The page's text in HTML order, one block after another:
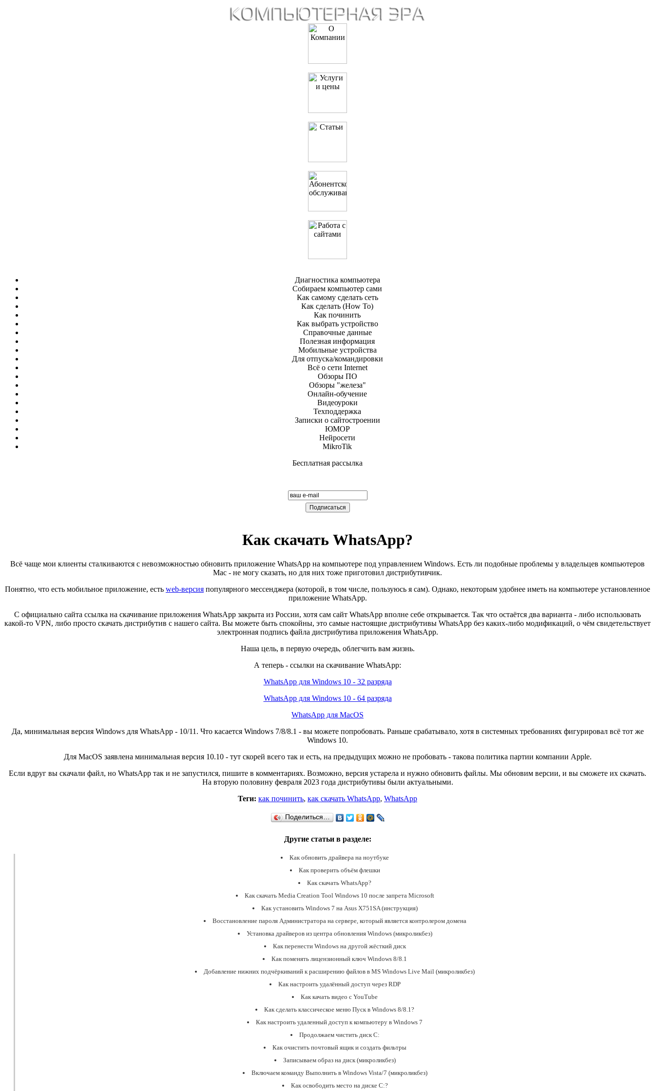
Диагностика компьютера
Собираем компьютер сами
Как самому сделать сеть
Как сделать (How To)
Как починить
Как выбрать устройство
Справочные данные
Полезная информация
Мобильные устройства
Для отпуска/командировки
Всё о сети Internet
Обзоры ПО
Обзоры "железа"
Онлайн-обучение
Видеоуроки
Техподдержка
Записки о сайтостроении
ЮМОР
Нейросети
MikroTik
Бесплатная рассылка
Как скачать WhatsApp?
Всё чаще мои клиенты сталкиваются с невозможностью обновить приложение WhatsApp на компьютере под управлением Windows. Есть ли подобные проблемы у владельцев компьютеров
Mac - не могу сказать, но для них тоже приготовил дистрибутивчик.
Понятно, что есть мобильное приложение, есть web-версия популярного мессенджера (которой, в том числе, пользуюсь я сам). Однако, некоторым удобнее иметь на компьютере установленное
приложение WhatsApp.
С официально сайта ссылка на скачивание приложения WhatsApp закрыта из России, хотя сам сайт WhatsApp вполне себе открывается. Так что остаётся два варианта - либо использовать
какой-то VPN, либо просто скачать дистрибутив с нашего сайта. Вы можете быть спокойны, это самые настоящие дистрибутивы WhatsApp без каких-либо модификаций, о чём свидетельствует
электронная подпись файла дистрибутива приложения WhatsApp.
Наша цель, в первую очередь, облегчить вам жизнь.
А теперь - ссылки на скачивание WhatsApp:
WhatsApp для Windows 10 - 32 разряда
WhatsApp для Windows 10 - 64 разряда
WhatsApp для MacOS
Да, минимальная версия Windows для WhatsApp - 10/11. Что касается Windows 7/8/8.1 - вы можете попробовать. Раньше срабатывало, хотя в системных требованиях фигурировал всё тот же
Windows 10.
Для MacOS заявлена минимальная версия 10.10 - тут скорей всего так и есть, на предыдущих можно не пробовать - такова политика партии компании Apple.
Если вдруг вы скачали файл, но WhatsApp так и не запустился, пишите в комментариях. Возможно, версия устарела и нужно обновить файлы. Мы обновим версии, и вы сможете их скачать.
На вторую половину февраля 2023 года дистрибутивы были актуальными.
Теги: как починить, как скачать WhatsApp, WhatsApp
Поделиться…
Другие статьи в разделе:
Как обновить драйвера на ноутбуке
Как проверить объём флешки
Как скачать WhatsApp?
Как скачать Media Creation Tool Windows 10 после запрета Microsoft
Как установить Windows 7 на Asus X751SA (инструкция)
Восстановление пароля Администратора на сервере, который является контролером домена
Установка драйверов из центра обновления Windows (микроликбез)
Как перенести Windows на другой жёсткий диск
Как поменять лицензионный ключ Windows 8/8.1
Добавление нижних подчёркиваний к расширению файлов в MS Windows Live Mail (микроликбез)
Как настроить удалённый доступ через RDP
Как качать видео с YouTube
Как сделать классическое меню Пуск в Windows 8/8.1?
Как настроить удаленный доступ к компьютеру в Windows 7
Продолжаем чистить диск С:
Как очистить почтовый ящик и создать фильтры
Записываем образ на диск (микроликбез)
Включаем команду Выполнить в Windows Vista/7 (микроликбез)
Как освободить место на диске C:?